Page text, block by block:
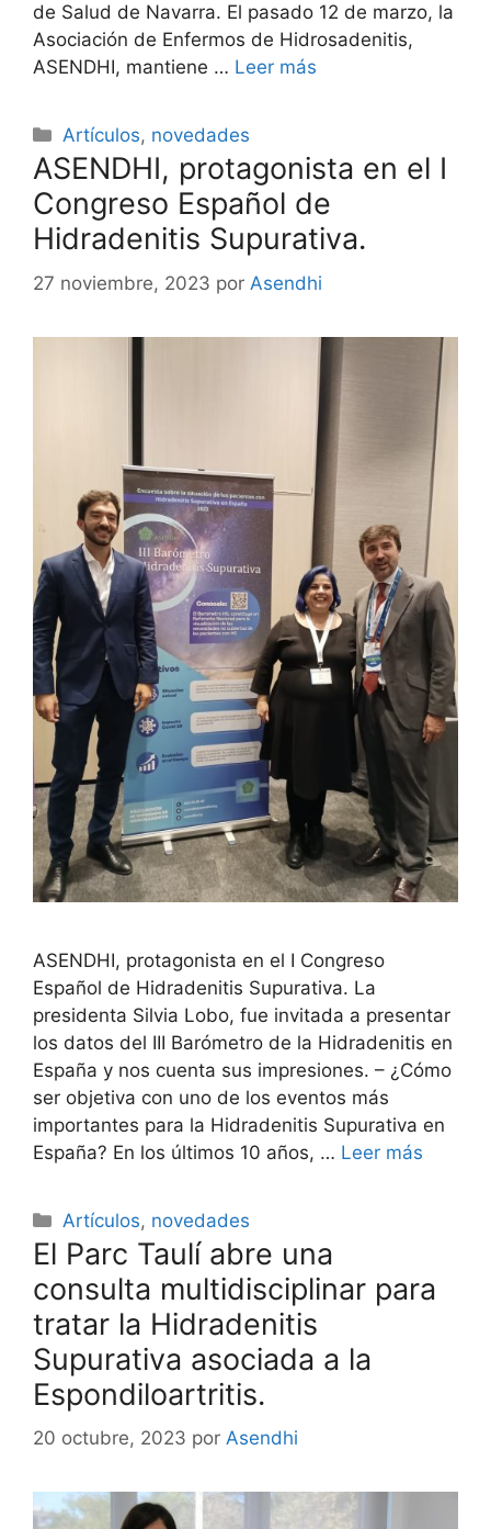
de Salud de Navarra. El pasado 12 de marzo, la
Asociación de Enfermos de Hidrosadenitis,
ASENDHI, mantiene … Leer más
Categorías
Artículos, novedades
ASENDHI, protagonista en el I
Congreso Español de
Hidradenitis Supurativa.
27 noviembre, 2023 por Asendhi
ASENDHI, protagonista en el I Congreso
Español de Hidradenitis Supurativa. La
presidenta Silvia Lobo, fue invitada a presentar
los datos del III Barómetro de la Hidradenitis en
España y nos cuenta sus impresiones. – ¿Cómo
ser objetiva con uno de los eventos más
importantes para la Hidradenitis Supurativa en
España? En los últimos 10 años, … Leer más
Categorías
Artículos, novedades
El Parc Taulí abre una
consulta multidisciplinar para
tratar la Hidradenitis
Supurativa asociada a la
Espondiloartritis.
20 octubre, 2023 por Asendhi